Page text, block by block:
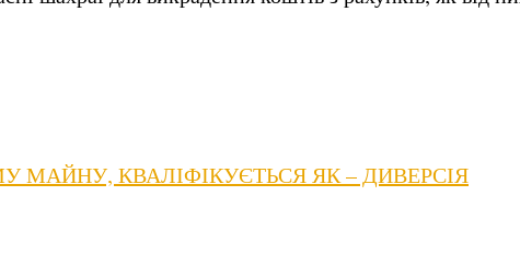
КВАЛІФІКУЄТЬСЯ ЯК – ДИВЕРСІЯ